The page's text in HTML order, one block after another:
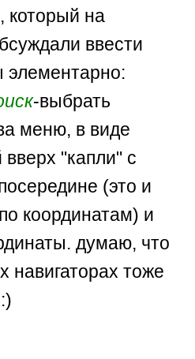
который на
ввести
элементарно:
-выбрать
меню, в виде
вверх "капли" с
(это и
координатам) и
думаю, что
навигаторах тоже